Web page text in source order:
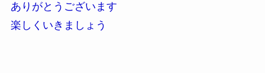
ありがとうございます
楽しくいきましょう